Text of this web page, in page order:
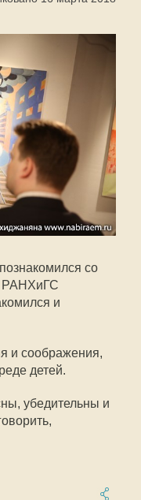
со
РАНХиГС
и
и соображения,
детей.
убедительны и